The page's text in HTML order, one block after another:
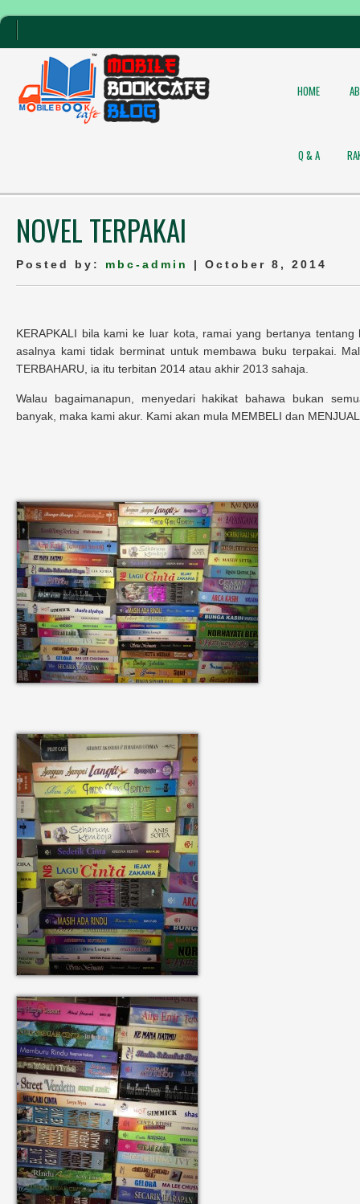
HOME
Q & A
NOVEL TERPAKAI
Posted by: mbc-admin | October 8, 2014
KERAPKALI bila kami ke luar kota, ramai yang bertanya
asalnya kami tidak berminat untuk membawa buku terpakai.
TERBAHARU, ia itu terbitan 2014 atau akhir 2013 sahaja.
Walau bagaimanapun, menyedari hakikat bahawa bukan
banyak, maka kami akur. Kami akan mula MEMBELI dan